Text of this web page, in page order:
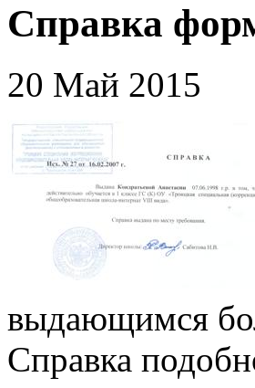
Справка
20 Май 2015
выдающимся
Справка